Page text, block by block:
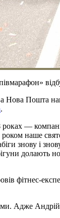
Нова Пошта
.
—
наше
знову і
фітнес-
Адже